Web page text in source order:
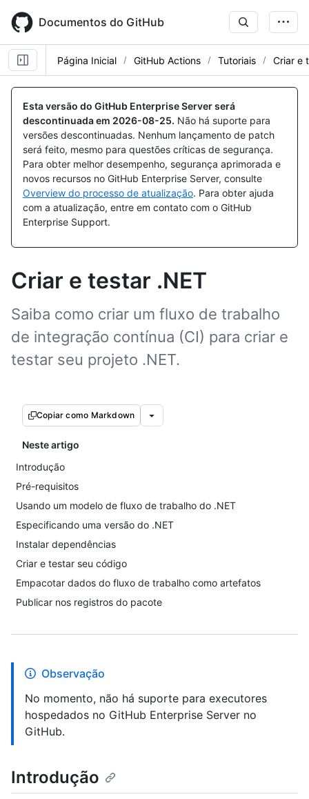
main
content
Documentos do GitHub
Página Inicial GitHub Actions Tutoriais Criar e
Esta versão do GitHub Enterprise Server será
descontinuada em 2026-08-25. Não há suporte para
versões descontinuadas. Nenhum lançamento de patch
será feito, mesmo para questões críticas de segurança.
Para obter melhor desempenho, segurança aprimorada e
novos recursos no GitHub Enterprise Server, consulte
Overview do processo de atualização. Para obter ajuda
com a atualização, entre em contato com o GitHub
Enterprise Support.
Criar e testar .NET
Saiba como criar um fluxo de trabalho
de integração contínua (CI) para criar e
testar seu projeto .NET.
Copiar como Markdown
Neste artigo
Introdução
Pré-requisitos
Usando um modelo de fluxo de trabalho do .NET
Especificando uma versão do .NET
Instalar dependências
Criar e testar seu código
Empacotar dados do fluxo de trabalho como artefatos
Publicar nos registros do pacote
Observação
No momento, não há suporte para executores
hospedados no GitHub Enterprise Server no
GitHub.
Introdução